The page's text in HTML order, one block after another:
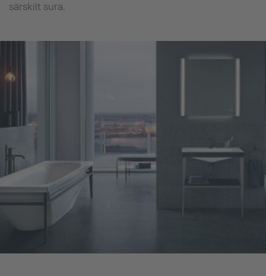
särskilt sura.